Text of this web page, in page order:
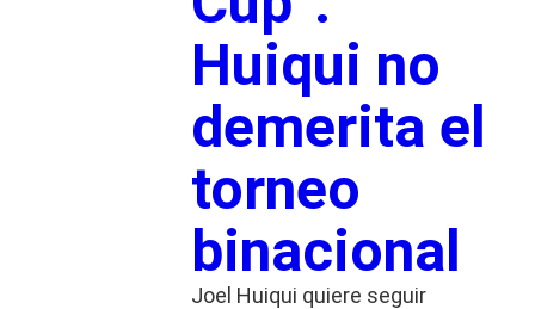
Huiqui no
demerita el
torneo
binacional
Joel Huiqui quiere seguir